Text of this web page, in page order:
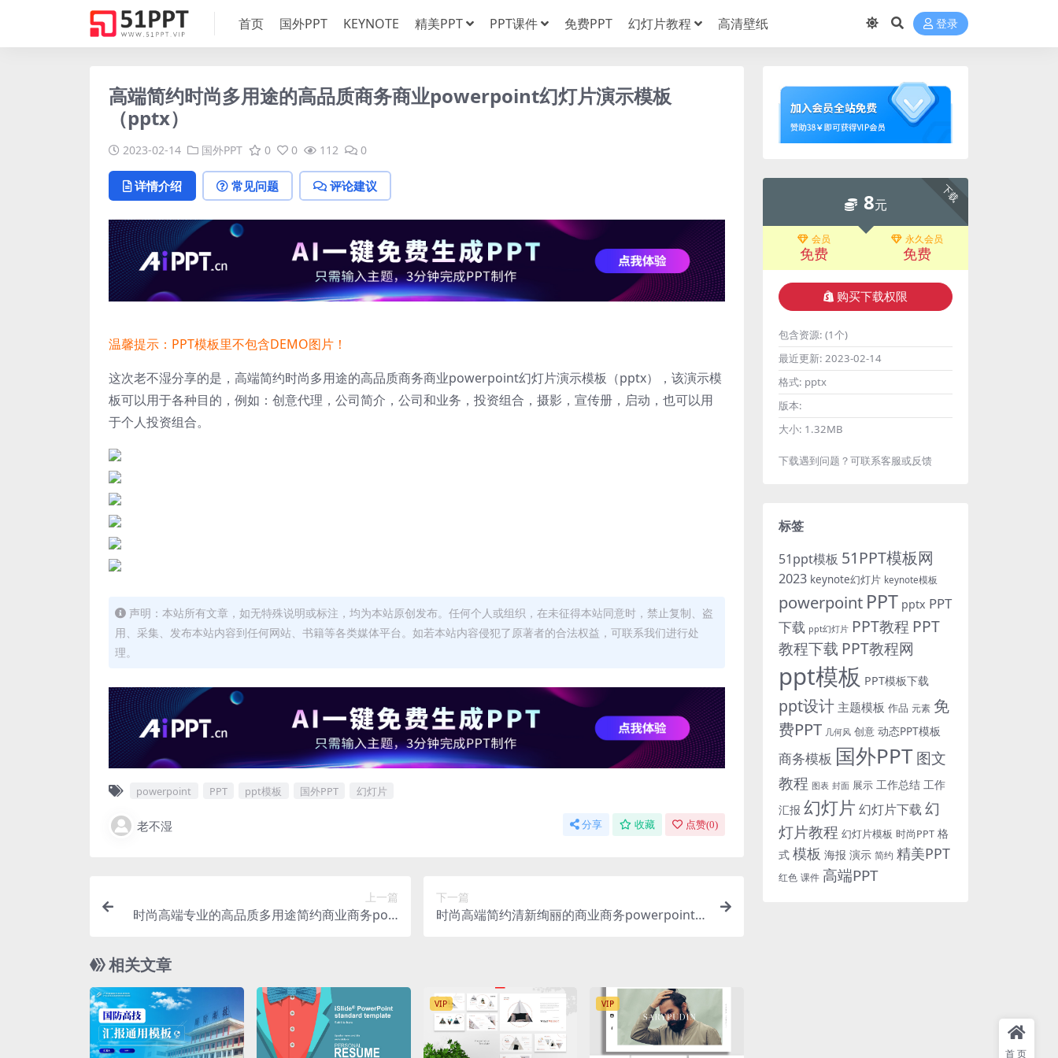
首页 国外PPT KEYNOTE 精美PPT PPT课件 免费PPT 幻灯片教程 高清壁纸 登录
高端简约时尚多用途的高品质商务商业powerpoint幻灯片演示模板
（pptx）
2023-02-14 国外PPT 0 0 112 0
详情介绍 常见问题 评论建议
温馨提示：PPT模板里不包含DEMO图片！
这次老不湿分享的是，高端简约时尚多用途的高品质商务商业powerpoint幻灯片演示模板（pptx），该演示模
板可以用于各种目的，例如：创意代理，公司简介，公司和业务，投资组合，摄影，宣传册，启动，也可以用
于个人投资组合。
声明：本站所有文章，如无特殊说明或标注，均为本站原创发布。任何个人或组织，在未征得本站同意时，禁止复制、盗
用、采集、发布本站内容到任何网站、书籍等各类媒体平台。如若本站内容侵犯了原著者的合法权益，可联系我们进行处
理。
powerpoint PPT ppt模板 国外PPT 幻灯片
老不湿 分享 收藏 点赞(0)
上一篇
时尚高端专业的高品质多用途简约商业商务pow
下一篇
时尚高端简约清新绚丽的商业商务powerpoint幻
相关文章
VIP VIP
下载
8元
会员
免费
永久会员
免费
购买下载权限
包含资源: (1个)
最近更新: 2023-02-14
格式: pptx
版本:
大小: 1.32MB
下载遇到问题？可联系客服或反馈
标签
51ppt模板 51PPT模板网
2023 keynote幻灯片 keynote模板
powerpoint PPT pptx PPT
下载 ppt幻灯片 PPT教程 PPT
教程下载 PPT教程网
ppt模板 PPT模板下载
ppt设计 主题模板 作品 元素 免
费PPT 几何风 创意 动态PPT模板
商务模板 国外PPT图文
教程 图表 封面 展示 工作总结 工作
汇报 幻灯片 幻灯片下载 幻
灯片教程 幻灯片模板 时尚PPT 格
式 模板 海报 演示 简约 精美PPT
红色 课件 高端PPT
首页